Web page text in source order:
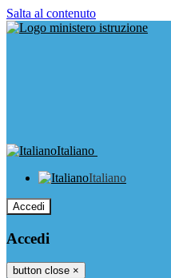
Salta al contenuto
Italiano
Italiano
Accedi
Accedi
button close ×